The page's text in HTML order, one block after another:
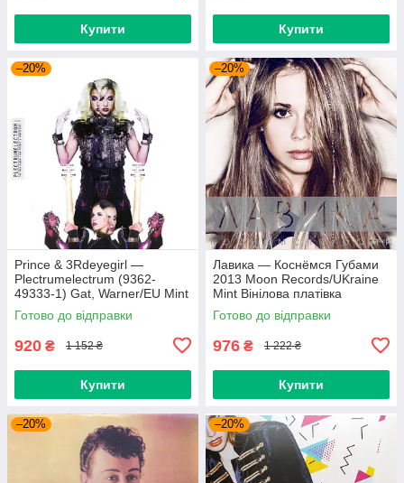
Купити Купити
–20%
Prince & 3Rdeyegirl —
Plectrumelectrum (9362-
49333-1) Gat, Warner/EU Mint
Вінілова платівка (art.220362)
Готово до відправки
920 ₴ 1 152 ₴
Купити
–20%
Лавика — Коснёмся Губами
2013 Moon Records/UKraine
Mint Вінілова платівка
(art.221702)
Готово до відправки
976 ₴ 1 222 ₴
Купити
–20% –20%